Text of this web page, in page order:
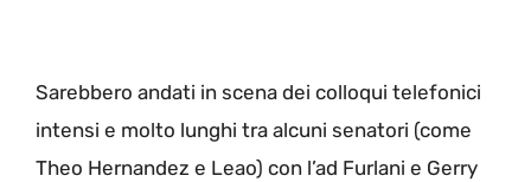
Sarebbero andati in scena dei colloqui telefonici
intensi e molto lunghi tra alcuni senatori (come
Theo Hernandez e Leao) con l’ad Furlani e Gerry